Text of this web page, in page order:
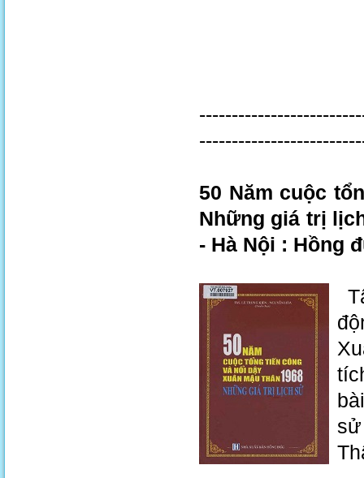
50 Năm cuộc
Những giá trị
- Hà Nội : Hồng